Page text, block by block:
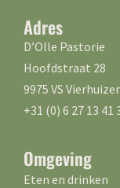
Adres
D’Olle Pastorie
Hoofdstraat 28
9975 VS
+31 (0) 6 27 13 41
Omgeving
Eten en drinken